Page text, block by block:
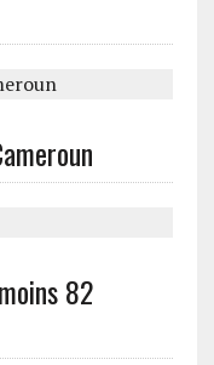
82